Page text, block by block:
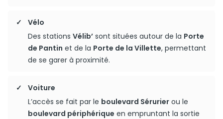
Vélo
Des stations Vélib’ sont situées autour de la Porte
de Pantin et de la Porte de la Villette, permettant
de se garer à proximité.
Voiture
L’accès se fait par le boulevard Sérurier ou le
boulevard périphérique en empruntant la sortie